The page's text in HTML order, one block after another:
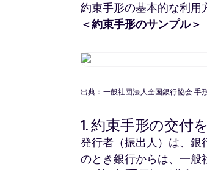
約束手形の基本的な利用
＜約束手形のサンプル＞
出典：一般社団法人全国銀行協会 手
1. 約束手形の交付
発行者（振出人）は、銀
のとき銀行からは、一般